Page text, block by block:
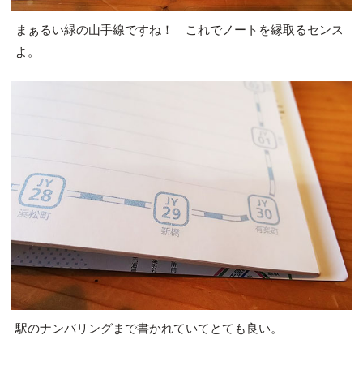
まぁるい緑の山手線ですね！ これでノートを縁取るセンス
よ。
駅のナンバリングまで書かれていてとても良い。